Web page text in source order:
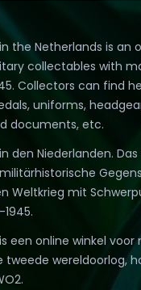
the Netherlands is an
collectables with
Collectors can find
uniforms,
documents, etc.
den Niederlanden.
Weltkrieg mit
een online winkel voor
tweede wereldoorlog,